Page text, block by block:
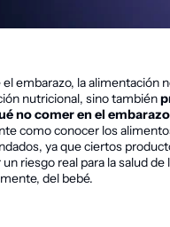
embarazo, la alimentación
nutricional, sino también
no comer en el embarazo
como conocer los
ya que ciertos
riesgo real para la salud de
del bebé.